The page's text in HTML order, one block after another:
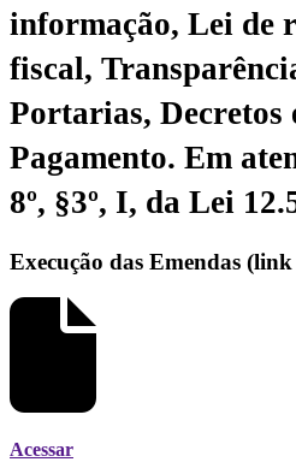
informação, Lei de
fiscal,
Portarias, Decretos
Pagamento. Em
8º, §3º, I, da Lei
Execução das Emendas
Acessar